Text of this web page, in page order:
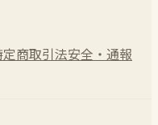
定商取引法安全・通報